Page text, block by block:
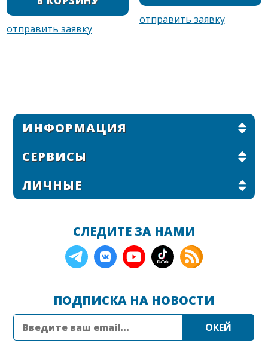
ИНФОРМАЦИЯ
СЕРВИСЫ
ЛИЧНЫЕ
СЛЕДИТЕ ЗА НАМИ
ПОДПИСКА НА НОВОСТИ